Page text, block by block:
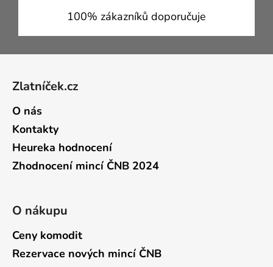
100% zákazníků doporučuje
Zlatníček.cz
O nás
Kontakty
Heureka hodnocení
Zhodnocení mincí ČNB 2024
O nákupu
Ceny komodit
Rezervace nových mincí ČNB